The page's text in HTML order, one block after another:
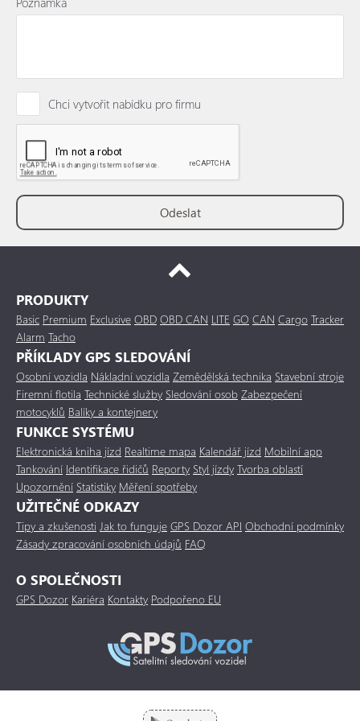
Chci vytvořit nabídku pro firmu
PRODUKTY
Basic Premium Exclusive OBD OBD CAN LITE GO CAN Cargo Tracker
Alarm Tacho
PŘÍKLADY GPS SLEDOVÁNÍ
Osobní vozidla Nákladní vozidla Zemědělská technika Stavební stroje
Firemní flotila Technické služby Sledování osob Zabezpečení
motocyklů Balíky a kontejnery
FUNKCE SYSTÉMU
Elektronická kniha jízd Realtime mapa Kalendář jízd Mobilní app
Tankování Identifikace řidičů Reporty Styl jízdy Tvorba oblastí
Upozornění Statistiky Měření spotřeby
UŽITEČNÉ ODKAZY
Tipy a zkušenosti Jak to funguje GPS Dozor API Obchodní podmínky
Zásady zpracování osobních údajů FAQ
O SPOLEČNOSTI
GPS Dozor Kariéra Kontakty Podpořeno EU